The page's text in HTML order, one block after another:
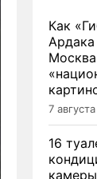
Как
Москва
7 августа
16